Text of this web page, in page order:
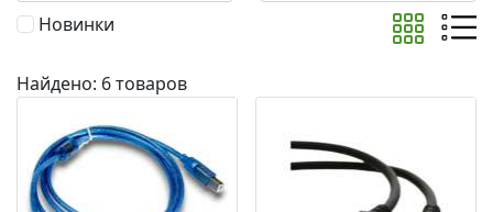
Новинки
Найдено: 6 товаров